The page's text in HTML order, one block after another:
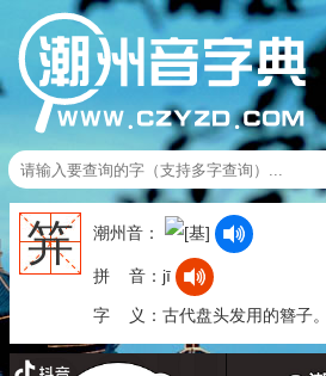
笄 潮州音：
拼 音：jī
字 义：古代盘头发用的簪子。